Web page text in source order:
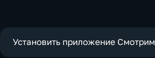
экономические
Установить приложение Смотрим